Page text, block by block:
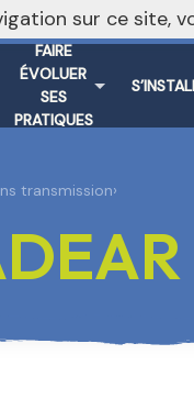
FAIRE
ÉVOLUER
SES
PRATIQUES
transmission›
sur ce site,